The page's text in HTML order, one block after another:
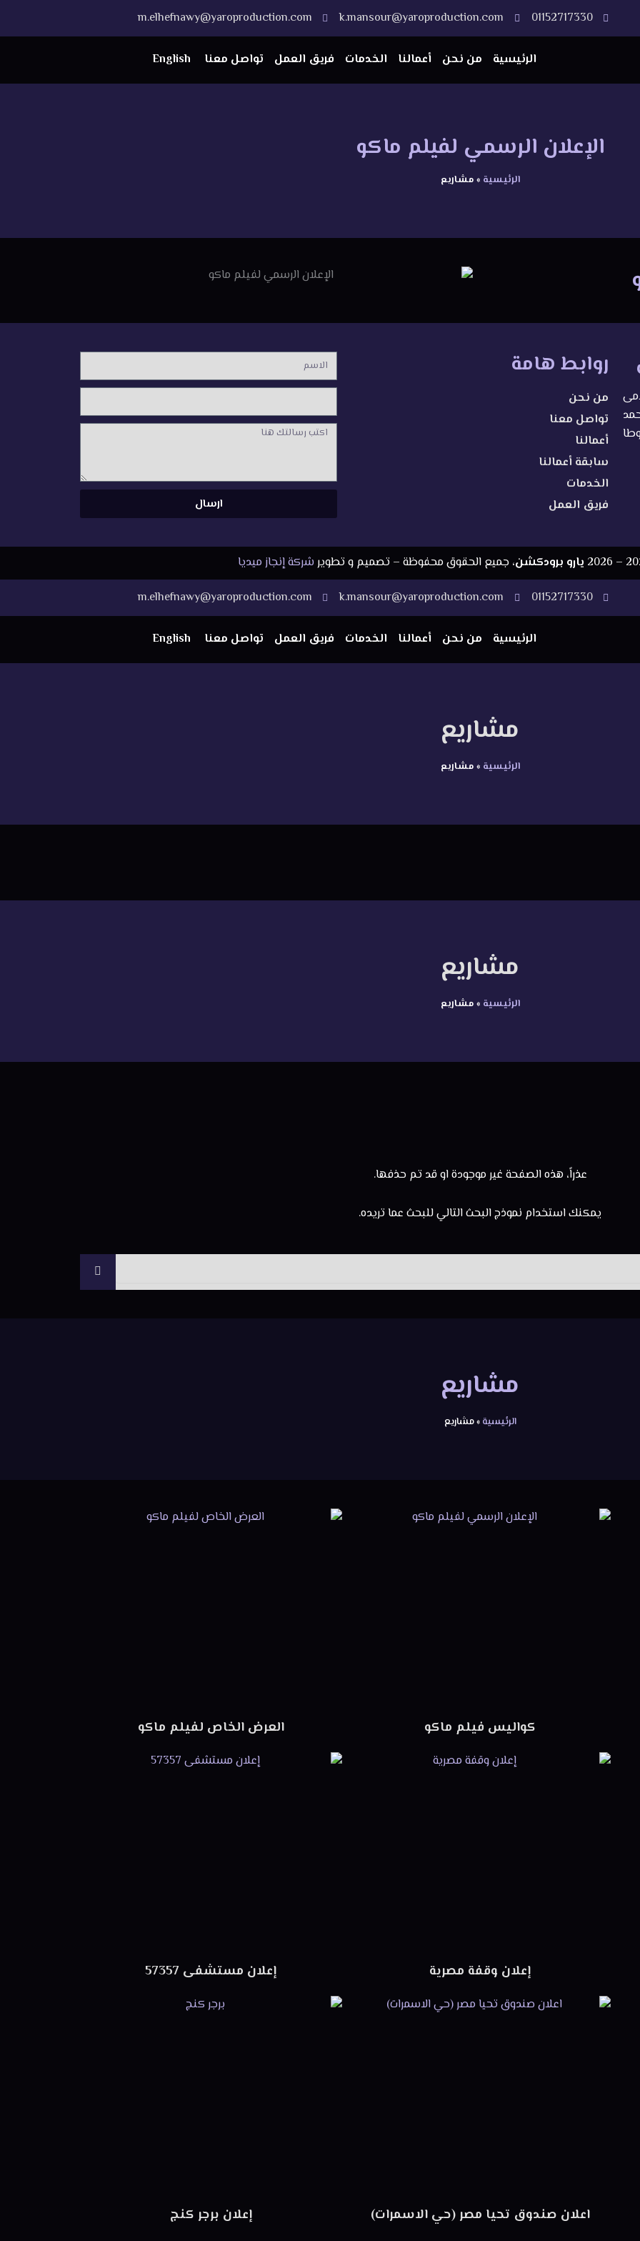
01152717330
k.mansour@yaroproduction.com
m.elhefnawy@yaroproduction.com
الرئيسية من نحن أعمالنا الخدمات فريق العمل تواصل معنا English
الإعلان الرسمي لفيلم ماكو
الرئيسية »مشاريع
روابط هامة
من نحن
تواصل معنا
أعمالنا
سابقة أعمالنا
الخدمات
فريق العمل
الاسم
الرسالة
ارسال
2026 يارو برودكشن، جميع الحقوق محفوظة – تصميم و تطوير شركة إنجاز ميديا
01152717330
k.mansour@yaroproduction.com
m.elhefnawy@yaroproduction.com
الرئيسية من نحن أعمالنا الخدمات فريق العمل تواصل معنا English
مشاريع
الرئيسية »مشاريع
مشاريع
الرئيسية »مشاريع
عذراً، هذه الصفحة غير موجودة او قد تم حذفها.
يمكنك استخدام نموذج البحث التالي للبحث عما تريده.
مشاريع
الرئيسية»مشاريع
كواليس فيلم ماكو العرض الخاص لفيلم ماكو
إعلان وقفة مصرية إعلان مستشفى 57357
اعلان صندوق تحيا مصر (حي الاسمرات) إعلان برجر كنج
Page
Page